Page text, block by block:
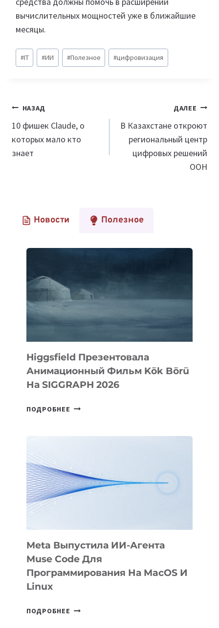
вычислительных мощностей уже в ближайшие
месяцы.
Метки
записи:
#IT #ИИ #Полезное #цифровизация
Навигация
по
записям
НАЗАД
10 фишек Claude, о
которых мало кто
знает
ДАЛЕЕ
В Казахстане откроют
региональный центр
цифровых решений
ООН
Новости Полезное
Higgsfield Презентовала
Анимационный Фильм Kök Börü
На SIGGRAPH 2026
ПОДРОБНЕЕ HIGGSFIELD
НА
SIGGRAPH
Meta Выпустила ИИ-Агента
Muse Code Для
Программирования На MacOS И
Linux
ПОДРОБНЕЕ META